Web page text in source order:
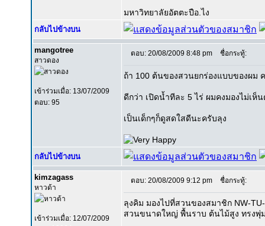
มหาวิทยาลัยอัตตะปือ.ไง
กลับไปข้างบน
mangotree
สาวดอง
เข้าร่วมเมื่อ: 13/07/2009
ตอบ: 95
ตอบ: 20/08/2009 8:48 pm ชื่อกระทู้:
ถ้า 100 ต้นของสวนยกร่องแบบของผม
ดีกว่า เปิดน้ำทีละ 5 ไร่ ผมคงมองไม่เ
เป็นเด็กๆก็ดูสดใสดีนะครับลุง
กลับไปข้างบน
kimzagass
หาวด้า
เข้าร่วมเมื่อ: 12/07/2009
ตอบ: 20/08/2009 9:12 pm ชื่อกระทู้:
ลุงคิม มองไปที่สวนของสมาชิก NW-
สวนขนาดใหญ่ พื้นราบ ต้นไม้สูง ทรงพุ่